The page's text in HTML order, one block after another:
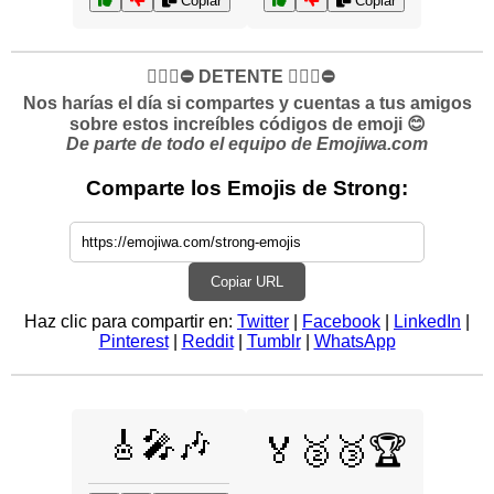
✋🏻🛑⛔️ DETENTE ✋🏻🛑⛔️
Nos harías el día si compartes y cuentas a tus amigos
sobre estos increíbles códigos de emoji 😊
De parte de todo el equipo de Emojiwa.com
Comparte los Emojis de Strong:
Copiar URL
Haz clic para compartir en: Twitter Facebook LinkedIn
Pinterest| Reddit| Tumblr| WhatsApp
🎸🎤🎶 🏅🥈🥉🏆